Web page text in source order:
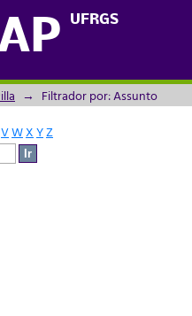
UFRGS
→ Filtrador por: Assunto
VWXYZ